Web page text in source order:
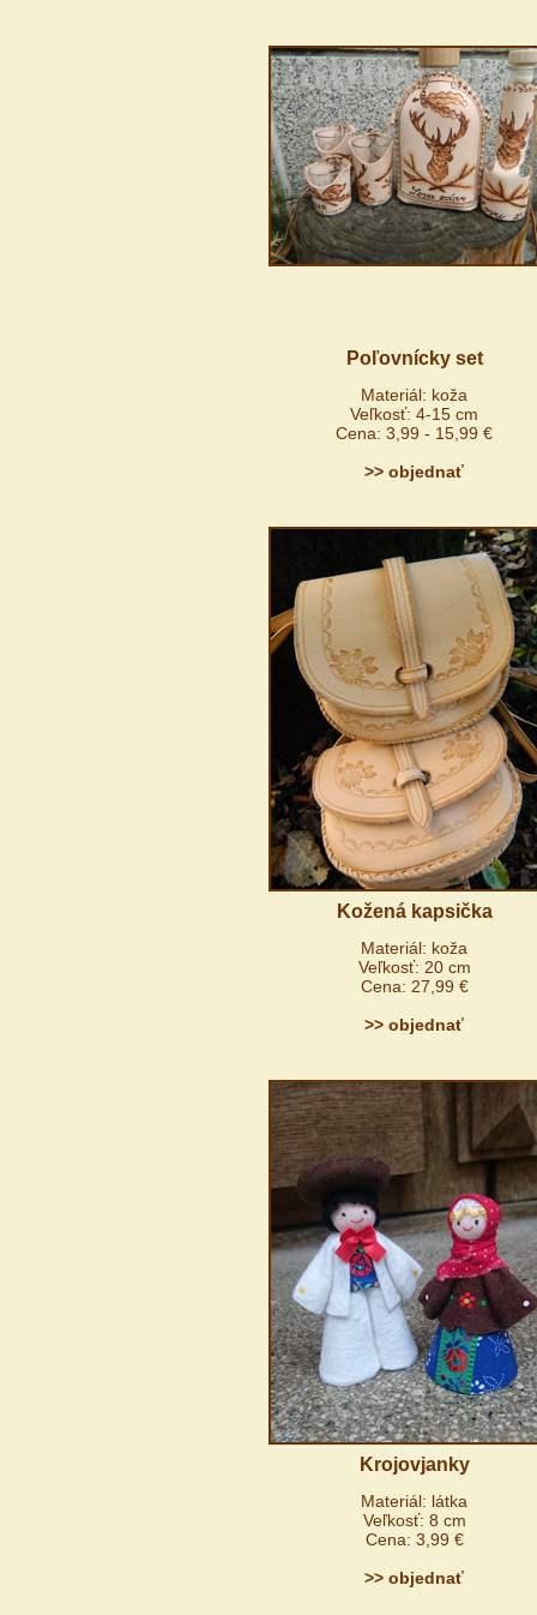
Poľovnícky set
Materiál: koža
Veľkosť: 4-15 cm
Cena: 3,99 - 15,99 €
>> objednať
Kožená kapsička
Materiál: koža
Veľkosť: 20 cm
Cena: 27,99 €
>> objednať
Krojovjanky
Materiál: látka
Veľkosť: 8 cm
Cena: 3,99 €
>> objednať